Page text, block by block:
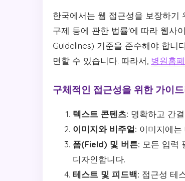
한국에서는 웹 접근성을 보장하기
구제 등에 관한 법률'에 따라 웹사
Guidelines) 기준을 준수해야 합니
면할 수 있습니다. 따라서, 병원홈
구체적인 접근성을 위한 가이
텍스트 콘텐츠: 명확하고 간
이미지와 비주얼: 이미지에는
폼(Field) 및 버튼: 모든 입력
디자인합니다.
테스트 및 피드백: 접근성 테